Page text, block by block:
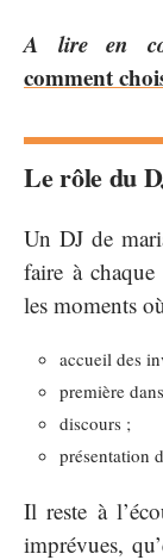
A lire en
comment
Le rôle du
Un DJ de
faire à
les moments
accueil des
première
discours ;
présentation
Il reste à
imprévues,